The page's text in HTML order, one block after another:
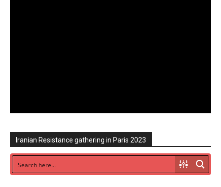
Iranian Resistance gathering in Paris 2023